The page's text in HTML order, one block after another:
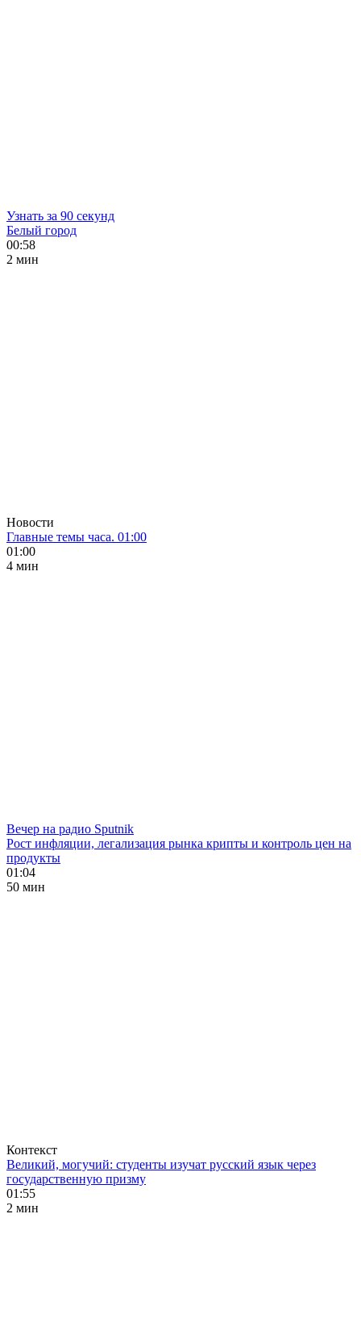
Узнать за 90 секунд
Белый город
00:58
2 мин
Новости
Главные темы часа. 01:00
01:00
4 мин
Вечер на радио Sputnik
Рост инфляции, легализация рынка крипты и контроль цен на
продукты
01:04
50 мин
Контекст
Великий, могучий: студенты изучат русский язык через
государственную призму
01:55
2 мин